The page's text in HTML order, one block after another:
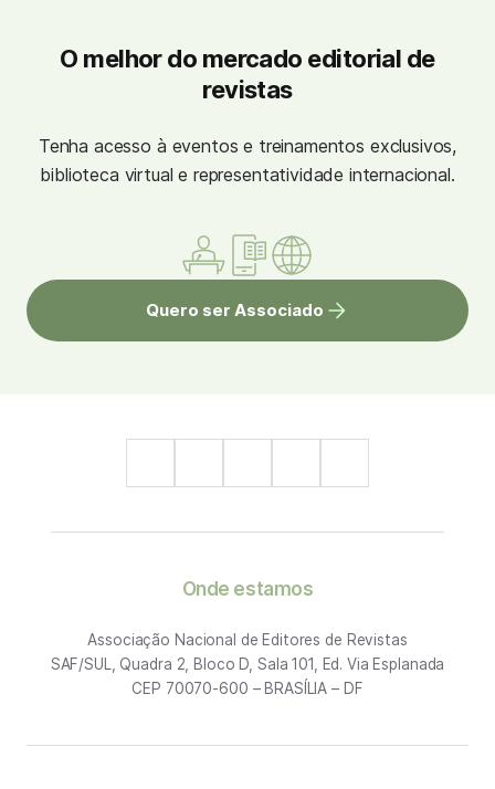
O melhor do mercado editorial de
revistas
Tenha acesso à eventos e treinamentos exclusivos,
biblioteca virtual e representatividade internacional.
Quero ser Associado
Onde estamos
Associação Nacional de Editores de Revistas
SAF/SUL, Quadra 2, Bloco D, Sala 101, Ed. Via Esplanada
CEP 70070-600 – BRASÍLIA – DF